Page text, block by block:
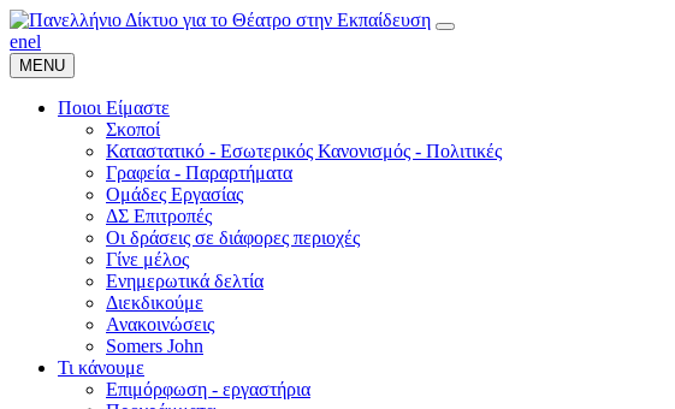
enel
MENU
Ποιοι Είμαστε
Σκοποί
Καταστατικό - Εσωτερικός Κανονισμός - Πολιτικές
Γραφεία - Παραρτήματα
Ομάδες Εργασίας
ΔΣ Επιτροπές
Οι δράσεις σε διάφορες περιοχές
Γίνε μέλος
Ενημερωτικά δελτία
Διεκδικούμε
Ανακοινώσεις
Somers John
Τι κάνουμε
Επιμόρφωση - εργαστήρια